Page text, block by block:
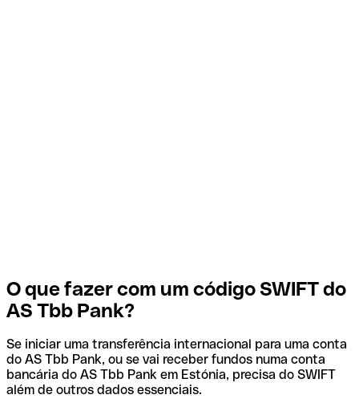
O que fazer com um código SWIFT do
AS Tbb Pank?
Se iniciar uma transferência internacional para uma conta
do AS Tbb Pank, ou se vai receber fundos numa conta
bancária do AS Tbb Pank em Estónia, precisa do SWIFT
além de outros dados essenciais.